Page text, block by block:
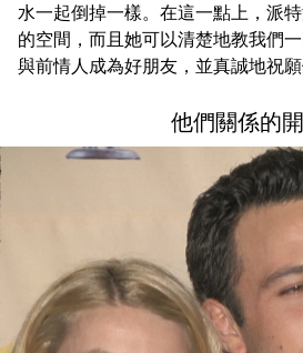
水一起倒掉一樣。在這一點上，派
的空間，而且她可以清楚地教我們
與前情人成為好朋友，並真誠地祝願
他們關係的